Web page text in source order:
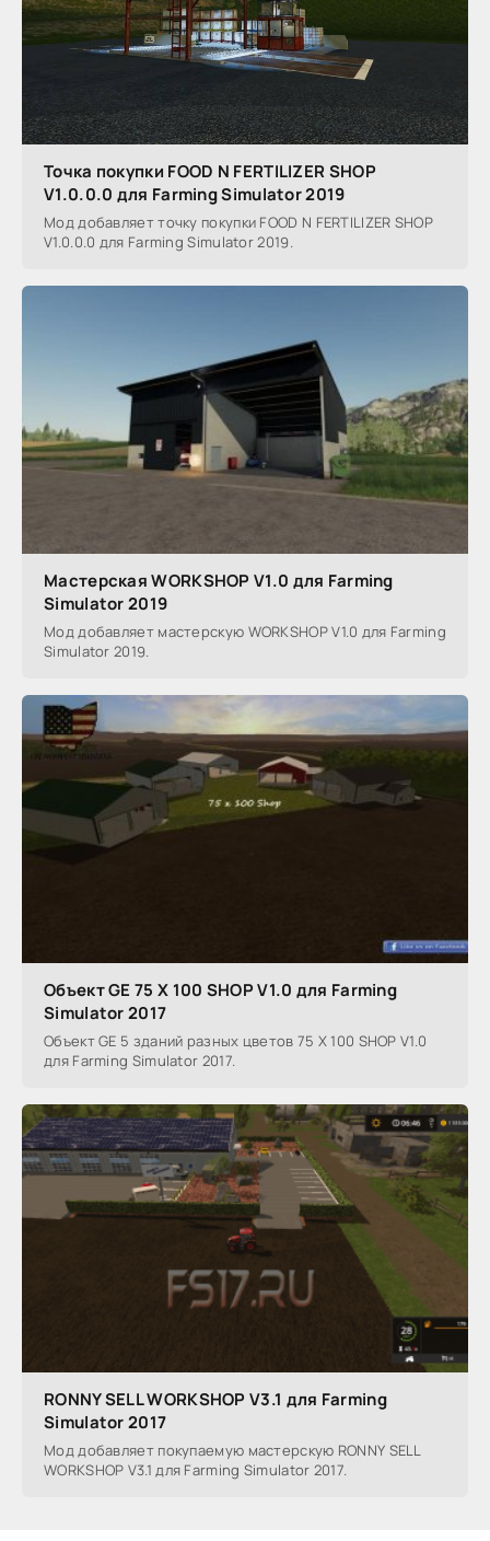
Точка покупки FOOD N FERTILIZER SHOP
V1.0.0.0 для Farming Simulator 2019
Мод добавляет точку покупки FOOD N FERTILIZER SHOP
V1.0.0.0 для Farming Simulator 2019.
Мастерская WORKSHOP V1.0 для Farming
Simulator 2019
Мод добавляет мастерскую WORKSHOP V1.0 для Farming
Simulator 2019.
Объект GE 75 X 100 SHOP V1.0 для Farming
Simulator 2017
Объект GE 5 зданий разных цветов 75 X 100 SHOP V1.0
для Farming Simulator 2017.
RONNY SELL WORKSHOP V3.1 для Farming
Simulator 2017
Мод добавляет покупаемую мастерскую RONNY SELL
WORKSHOP V3.1 для Farming Simulator 2017.